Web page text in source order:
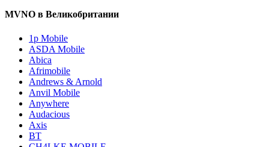
MVNO в Великобритании
1p Mobile
ASDA Mobile
Abica
Afrimobile
Andrews & Arnold
Anvil Mobile
Anywhere
Audacious
Axis
BT